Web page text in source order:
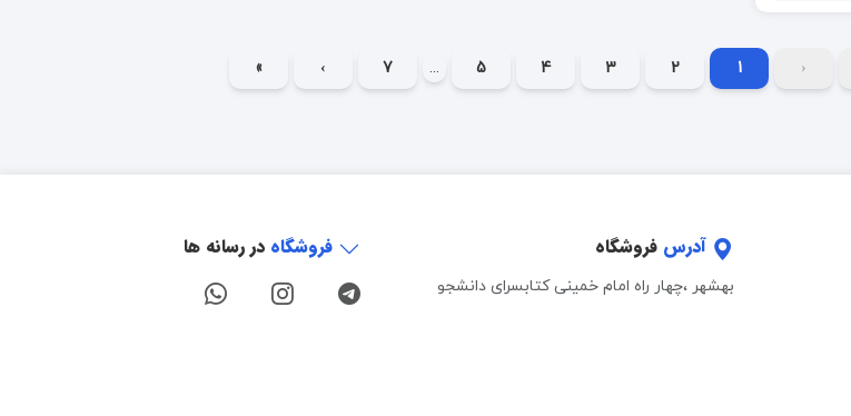
‹
1
2
3
4
5
...
7
›
»
آدرس فروشگاه
بهشهر ،چهار راه امام خمینی کتابسرای دانشجو
فروشگاه در رسانه ها